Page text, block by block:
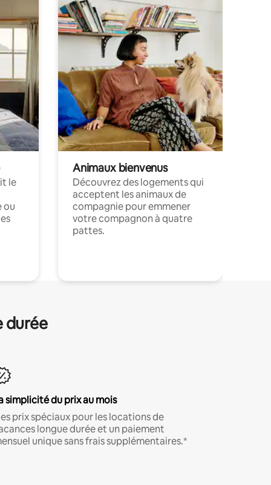
le
ou
Animaux bienvenus
Découvrez des logements qui
acceptent les animaux de
compagnie pour emmener
votre compagnon à quatre
pattes.
durée
simplicité du prix au mois
prix spéciaux pour les locations de
longue durée et un paiement
unique sans frais supplémentaires.*